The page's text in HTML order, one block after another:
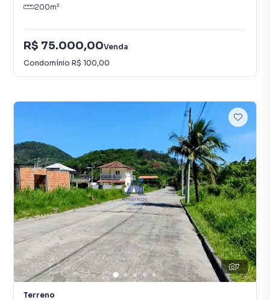
200m²
R$ 75.000,00Venda
Condomínio R$ 100,00
7
Terreno